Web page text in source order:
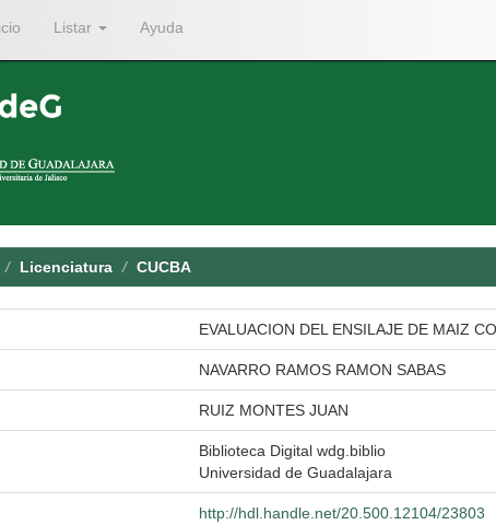
Listar Ayuda
Licenciatura CUCBA
EVALUACION DEL ENSILAJE DE MAIZ
NAVARRO RAMOS RAMON SABAS
RUIZ MONTES JUAN
Biblioteca Digital wdg.biblio
Universidad de Guadalajara
http://hdl.handle.net/20.500.12104/23803